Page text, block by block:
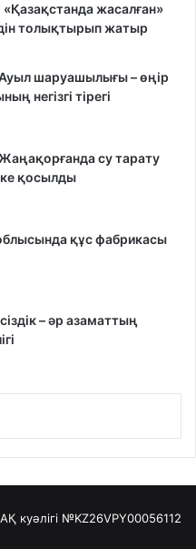
«Қазақстанда жасалған»
толықтырып жатыр
шаруашылығы – өңір
негізгі тірегі
су тарату
қосылды
құс фабрикасы
– әр азаматтың
куәлігі №KZ26VPY00056112